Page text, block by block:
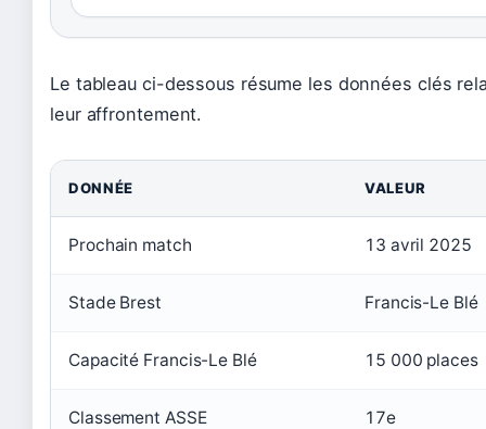
Le tableau ci-dessous résume les données clés
leur affrontement.
DONNÉE VALEUR
Prochain match 13 avril 2025
Stade Brest Francis-Le Blé
Capacité Francis-Le Blé 15 000 places
Classement ASSE 17e